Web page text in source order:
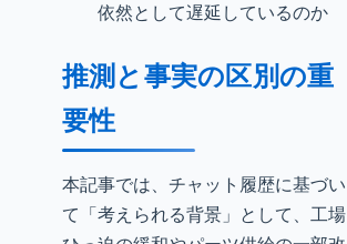
依然として遅延しているのか
推測と事実の区別の重
要性
本記事では、チャット履歴に基づい
て「考えられる背景」として、工場